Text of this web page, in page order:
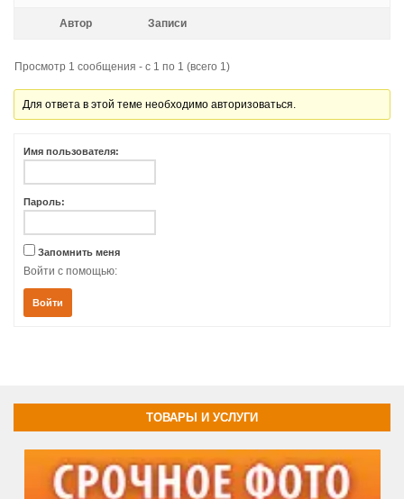
Автор Записи
Просмотр 1 сообщения - с 1 по 1 (всего 1)
Для ответа в этой теме необходимо авторизоваться.
Имя пользователя:
Пароль:
Запомнить меня
Войти с помощью:
Войти
ТОВАРЫ И УСЛУГИ